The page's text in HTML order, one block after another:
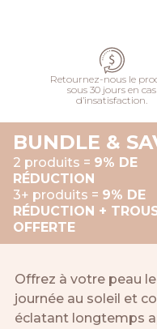
Retournez-nous le
sous 30 jours en cas
d’insatisfaction.
BUNDLE &
2 produits = 9% DE
RÉDUCTION
3+ produits = 9% DE
RÉDUCTION +
OFFERTE
Offrez à votre peau
journée au soleil et
éclatant longtemps